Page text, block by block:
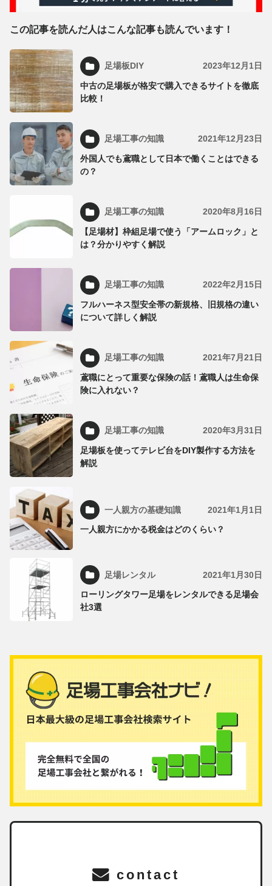
この記事を読んだ人はこんな記事も読んでいます！
足場板DIY 2023年12月1日
中古の足場板が格安で購入できるサイトを徹底
比較！
足場工事の知識 2021年12月23日
外国人でも鳶職として日本で働くことはできる
の？
足場工事の知識 2020年8月16日
【足場材】枠組足場で使う「アームロック」と
は？分かりやすく解説
足場工事の知識 2022年2月15日
フルハーネス型安全帯の新規格、旧規格の違い
について詳しく解説
足場工事の知識 2021年7月21日
鳶職にとって重要な保険の話！鳶職人は生命保
険に入れない？
足場工事の知識 2020年3月31日
足場板を使ってテレビ台をDIY製作する方法を
解説
一人親方の基礎知識 2021年1月1日
一人親方にかかる税金はどのくらい？
足場レンタル 2021年1月30日
ローリングタワー足場をレンタルできる足場会
社3選
contact